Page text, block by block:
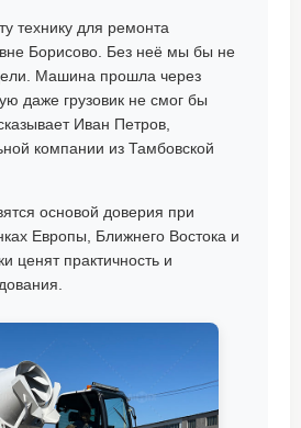
технику для ремонта
Борисово. Без неё мы бы не
Машина прошла через
даже грузовик не смог бы
Иван Петров,
компании из Тамбовской
основой доверия при
Европы, Ближнего Востока и
ценят практичность и